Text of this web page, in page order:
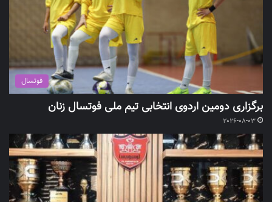
فوتسال
برگزاری دومین اردوی انتخابی تیم ملی فوتسال زنان
2026-08-03